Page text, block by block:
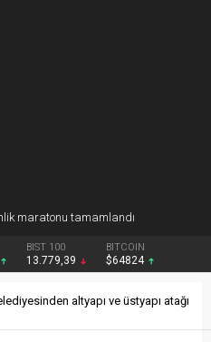
maratonu tamamlandı
BIST 100
13.779,39
BITCOIN
$64824
altyapı ve üstyapı atağı